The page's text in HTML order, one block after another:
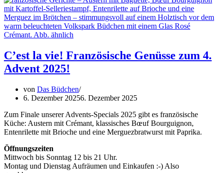
C’est la vie! Französische Genüsse zum 4.
Advent 2025!
von Das Büdchen
6. Dezember 20256. Dezember 2025
Zum Finale unserer Advents-Specials 2025 gibt es französische
Küche: Austern mit Crémant, klassisches Bœuf Bourguignon,
Entenrilette mit Brioche und eine Merguezbratwurst mit Paprika.
Öffnungszeiten
Mittwoch bis Sonntag 12 bis 21 Uhr.
Montag und Dienstag Aufräumen und Einkaufen :-) Also